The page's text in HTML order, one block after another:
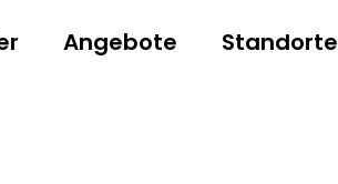
Angebote Standorte